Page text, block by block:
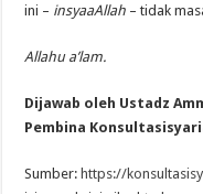
ini – insyaaAllah – tidak
Allahu a’lam.
Dijawab oleh Ustadz
Pembina
Sumber: https://